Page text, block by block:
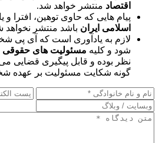
اقتصاد منتشر خواهد شد.
پیام هایی که حاوی توهین، افترا و
اسلامی ایران باشد منتشر نخواهد
لازم به یادآوری است که آی پی
شود و کلیه مسئولیت های حقوقی
نظر بوده و قابل پیگیری قضایی
گونه شکایت مسئولیت بر عهده